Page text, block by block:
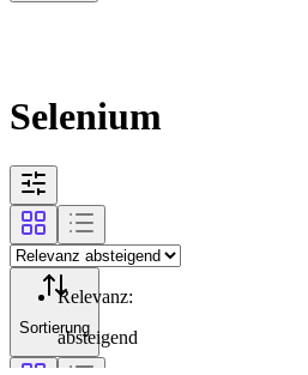
Selenium
Sortierung
Relevanz:
absteigend